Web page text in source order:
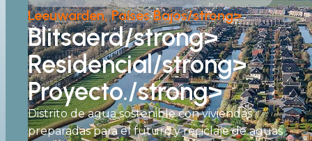
Leeuwarden, Países Bajos/strong>
Blitsaerd/strong>
Residencial/strong>
Proyecto./strong>
Distrito de agua sostenible con viviendas
preparadas para el futuro y reciclaje de aguas